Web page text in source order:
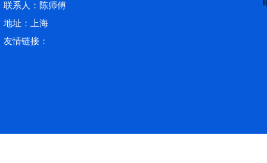
联系人：陈师傅
地址：上海
友情链接：